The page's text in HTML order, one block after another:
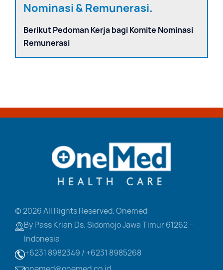
Nominasi & Remunerasi.
Berikut Pedoman Kerja bagi Komite Nominasi
Remunerasi
© 2026 All Rights Reserved. Onemed
By Pass Krian Ds. SidomojoJawa Timur 61262 –
Indonesia
+6231 8982349 / +6231 8985268